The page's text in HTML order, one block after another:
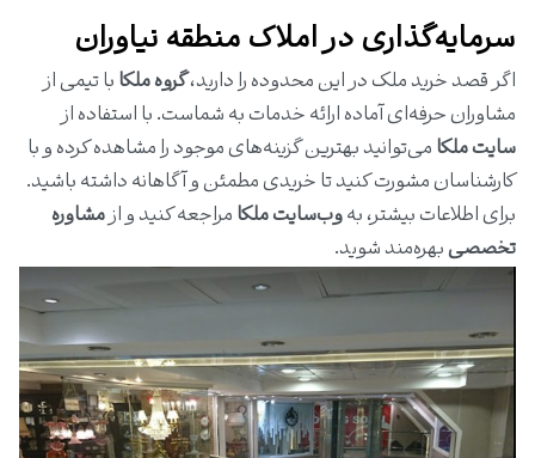
سرمایه‌گذاری در املاک منطقه نیاوران
اگر قصد خرید ملک در این محدوده را دارید،گروه ملکابا تیمی از
مشاوران حرفه‌ای آماده ارائه خدمات به شماست. با استفاده از
سایت ملکامی‌توانید بهترین گزینه‌های موجود را مشاهده کرده و با
کارشناسان مشورت کنید تا خریدی مطمئن و آگاهانه داشته باشید.
برای اطلاعات بیشتر، بهوب‌سایت ملکامراجعه کنید و ازمشاوره
تخصصیبهره‌مند شوید.